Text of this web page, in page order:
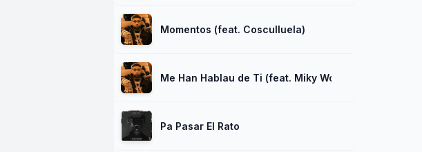
Momentos (feat. Cosculluela)
Me Han Hablau de Ti (feat. Miky Woodz)
Pa Pasar El Rato